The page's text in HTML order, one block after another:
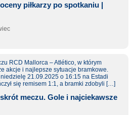
piłkarzy po spotkaniu |
meczu. Gole i najciekawsze